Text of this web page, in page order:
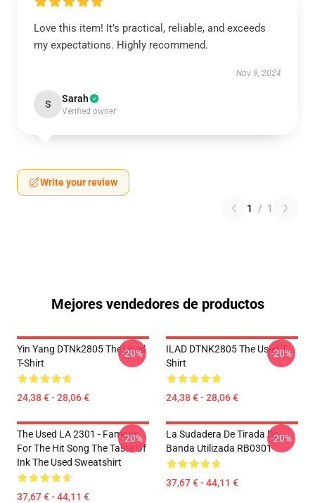
Love this item! It’s practical, reliable, and exceeds
my expectations. Highly recommend.
Nov 9, 2024
S Sarah
Verified owner
Write your review
1 / 1
Mejores vendedores de productos
Yin Yang DTNk2805 The Used
T-Shirt
24,38 € - 28,06 €
-20%
ILAD DTNK2805 The Used T-
Shirt
24,38 € - 28,06 €
-20%
The Used LA 2301 - Famous
For The Hit Song The Taste Of
Ink The Used Sweatshirt
37,67 € - 44,11 €
-20%
La Sudadera De Tirada De
Banda Utilizada RB0301
37,67 € - 44,11 €
-20%